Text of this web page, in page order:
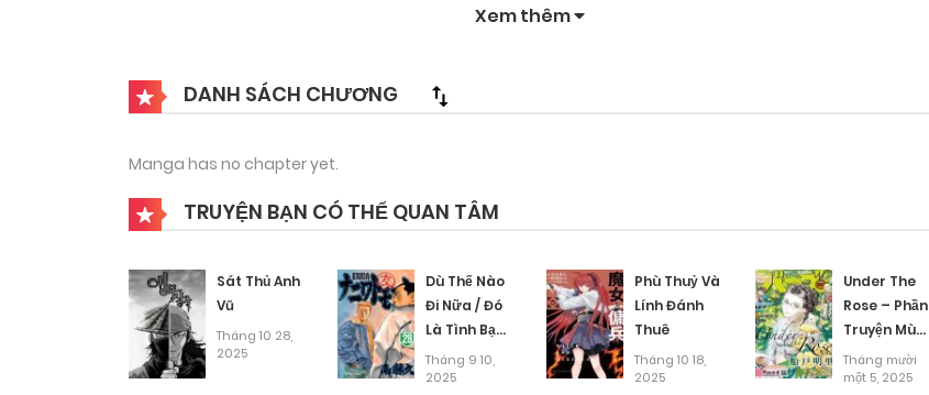
chống lại các Võ sĩ để bảo vệ Hui-Yeon… Một đấng nam nhi với hiến pháp không thể phá vỡ và sức mạnh
Xem thêm
DANH SÁCH CHƯƠNG
Manga has no chapter yet.
TRUYỆN BẠN CÓ THỂ QUAN TÂM
Sát Thủ Anh
Vũ
Tháng 10 28,
2025
Dù Thế Nào
Đi Nữa / Đó
Là Tình Bạn
Naniwa
Tháng 9 10,
2025
Phù Thuỷ Và
Lính Đánh
Thuê
Tháng 10 18,
2025
Under The
Rose – Phần
Truyện Mùa
Xuân
Tháng mười
một 5, 2025